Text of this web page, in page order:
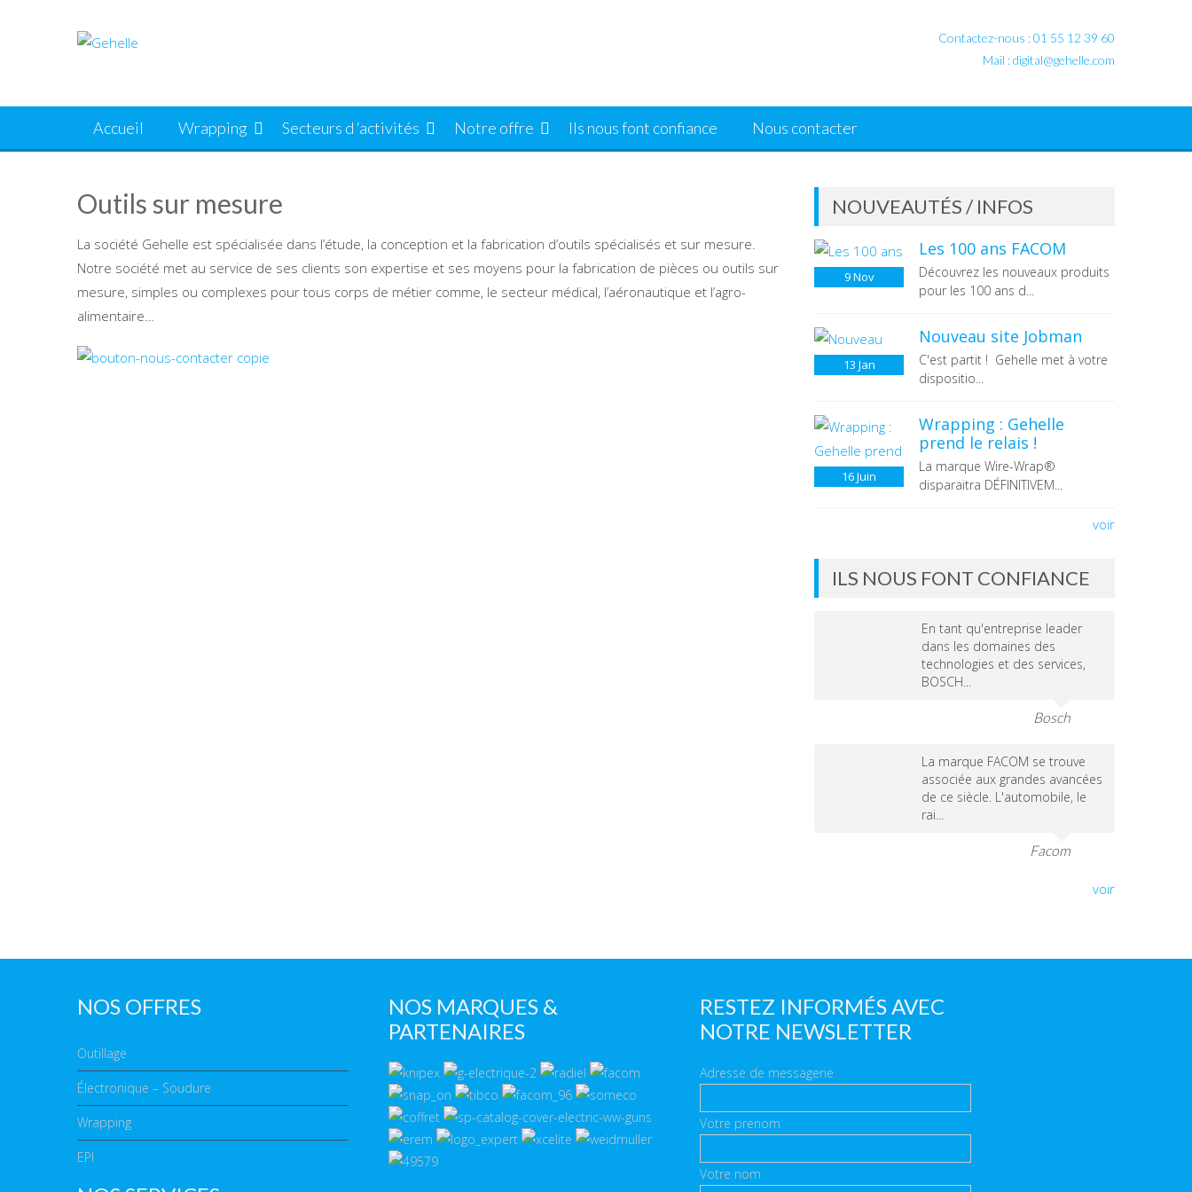
Contactez-nous : 01 55 12 39 60
Mail :digital@gehelle.com
Accueil Wrapping Secteurs d ‘activités Notre offre Ils nous font confiance Nous contacter
Outils sur mesure
La société Gehelle est spécialisée dans l’étude, la conception et la fabrication d’outils spécialisés et sur mesure.
Notre société met au service de ses clients son expertise et ses moyens pour la fabrication de pièces ou outils sur
mesure, simples ou complexes pour tous corps de métier comme, le secteur médical, l’aéronautique et l’agro-
alimentaire…
NOUVEAUTÉS / INFOS
9Nov
Les 100 ans FACOM
Découvrez les nouveaux produits
pour les 100 ans d...
13 Jan
Nouveau site Jobman
C'est partit ! Gehelle met à votre
dispositio...
16Juin
Wrapping : Gehelle
prend le relais !
La marque Wire-Wrap®
disparaitra DÉFINITIVEM...
voir
ILS NOUS FONT CONFIANCE
En tant qu'entreprise leader
dans les domaines des
technologies et des services,
BOSCH...
Bosch
La marque FACOM se trouve
associée aux grandes avancées
de ce siècle. L'automobile, le
rai...
Facom
voir
NOS OFFRES
Outillage
Électronique – Soudure
Wrapping
EPI
NOS MARQUES &
PARTENAIRES
RESTEZ INFORMÉS AVEC
NOTRE NEWSLETTER
Adresse de messagerie
Votre prenom
Votre nom